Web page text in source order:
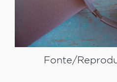
Fonte/